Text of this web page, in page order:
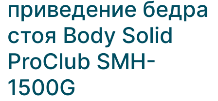
приведение бедра
стоя Body Solid
ProClub SMH-
1500G